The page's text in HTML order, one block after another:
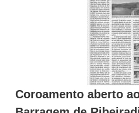
Coroamento aberto